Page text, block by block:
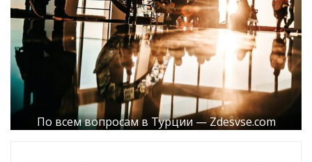
По всем вопросам в Турции — Zdesvse.com